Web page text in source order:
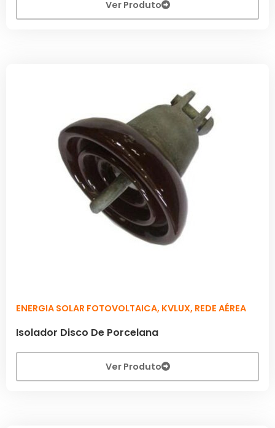
Ver Produto
ENERGIA SOLAR FOTOVOLTAICA, KVLUX, REDE AÉREA
Isolador Disco De Porcelana
Ver Produto